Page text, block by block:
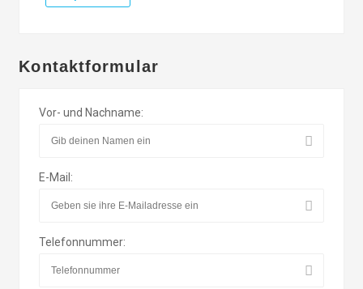
Kontaktformular
Vor- und Nachname:
E-Mail:
Telefonnummer: